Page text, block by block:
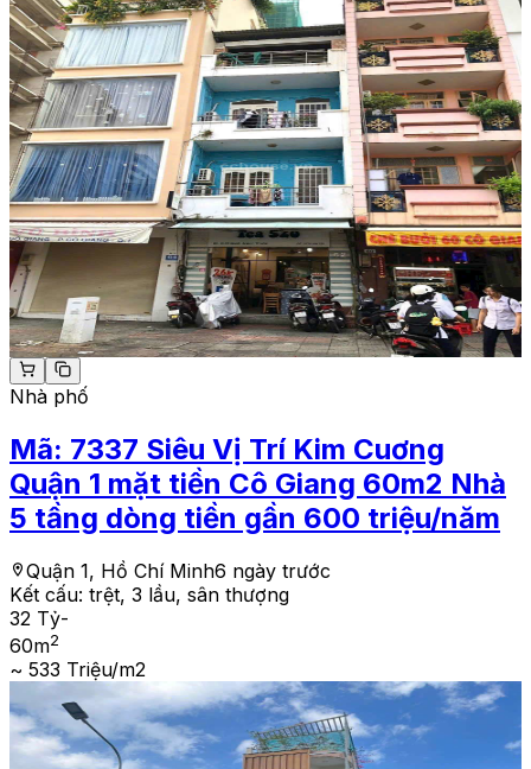
Nhà phố
Mã: 7337 Siêu Vị Trí Kim Cuơng
Quận 1 mặt tiền Cô Giang 60m2 Nhà
5 tầng dòng tiền gần 600 triệu/năm
Quận 1, Hồ Chí Minh6 ngày trước
Kết cấu: trệt, 3 lầu, sân thượng
32 Tỷ-
60m2
~ 533 Triệu/m2